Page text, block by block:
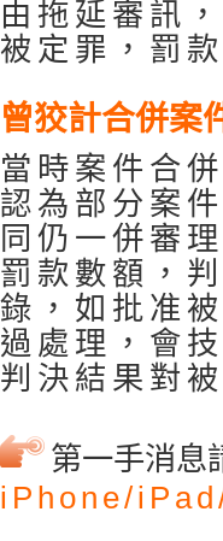
由拖延審訊
被定罪，罰
曾狡計合併案
當時案件合
認為部分案
同仍一併審
罰款數額，
錄，如批准
過處理，會
判決結果對
第一手消息
iPhone/